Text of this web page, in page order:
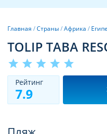
Главная /Страны/Африка /
TOLIP TABA
star star star star star
Рeйтинг
7.9